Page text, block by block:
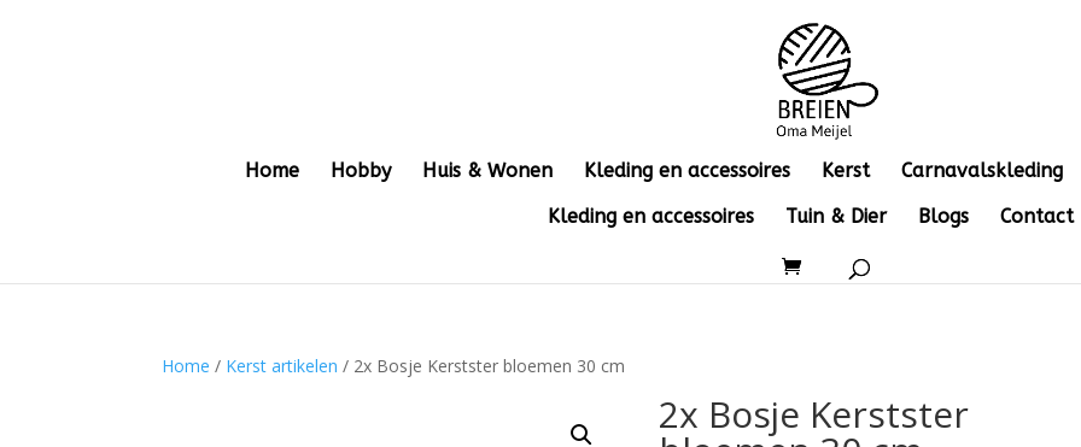
Home Hobby Huis & Wonen Kleding en accessoires Kerst
Carnavalskleding
Kleding en accessoires
Tuin & Dier Blogs Contact
Home / Kerst artikelen / 2x Bosje Kerstster bloemen 30 cm
2x Bosje Kerstster